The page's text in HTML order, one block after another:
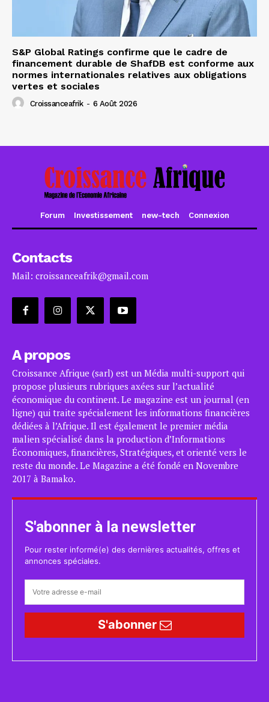
S&P Global Ratings confirme que le cadre de
financement durable de ShafDB est conforme aux
normes internationales relatives aux obligations
vertes et sociales
Croissanceafrik - 6 Août 2026
Forum Investissement new-tech Connexion
Contacts
Mail: croissanceafrik@gmail.com
A propos
Croissance Afrique (sarl) est un Média multi-support qui
propose plusieurs rubriques axées sur l’actualité
économique du continent. Le magazine est un journal (en
ligne) qui traite spécialement les informations financières
dédiées à l’Afrique. Il est également le premier média
malien spécialisé dans la production d’Informations
Économiques, financières, Stratégiques, et orienté vers le
reste du monde. Le Magazine a été fondé en Novembre
2017 à Bamako.
S'abonner à la newsletter
Pour rester informé(e) des dernières actualités, offres et
annonces spéciales.
S'abonner